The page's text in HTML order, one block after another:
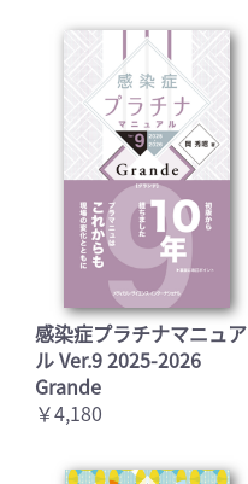
感染症プラチナマニュア
ル Ver.9 2025-2026
Grande
￥4,180